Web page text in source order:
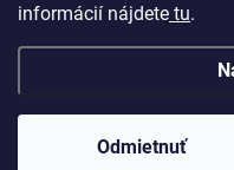
informácií nájdete tu.
Odmietnuť